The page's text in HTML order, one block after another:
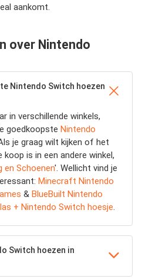
aankomt.
over Nintendo
Nintendo Switch hoezen
in verschillende winkels,
goedkoopste Nintendo
je graag wilt kijken of het
is in een andere winkel,
en Schoenen'. Wellicht vind je
Minecraft Nintendo
& BlueBuilt Nintendo
+ Nintendo Switch hoesje.
Switch hoezen in